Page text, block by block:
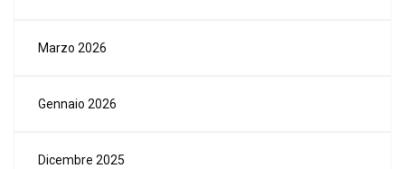
Marzo 2026
Gennaio 2026
Dicembre 2025